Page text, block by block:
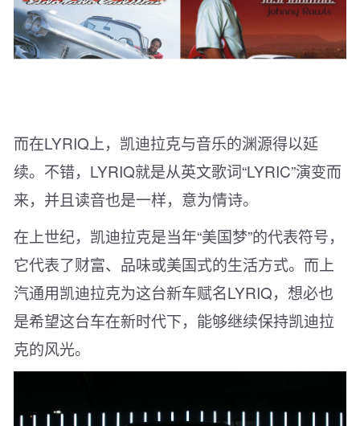
而在LYRIQ上，凯迪拉克与音乐的渊源得以延
续。不错，LYRIQ就是从英文歌词“LYRIC”演变而
来，并且读音也是一样，意为情诗。
在上世纪，凯迪拉克是当年“美国梦”的代表符号，
它代表了财富、品味或美国式的生活方式。而上
汽通用凯迪拉克为这台新车赋名LYRIQ，想必也
是希望这台车在新时代下，能够继续保持凯迪拉
克的风光。